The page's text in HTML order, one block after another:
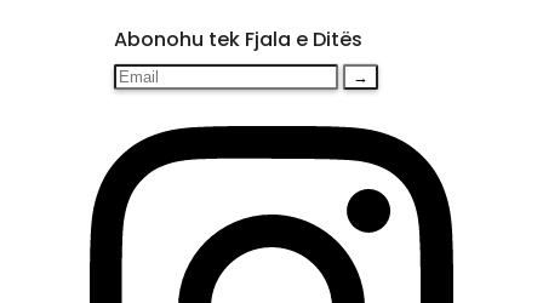
Abonohu tek Fjala e Ditës